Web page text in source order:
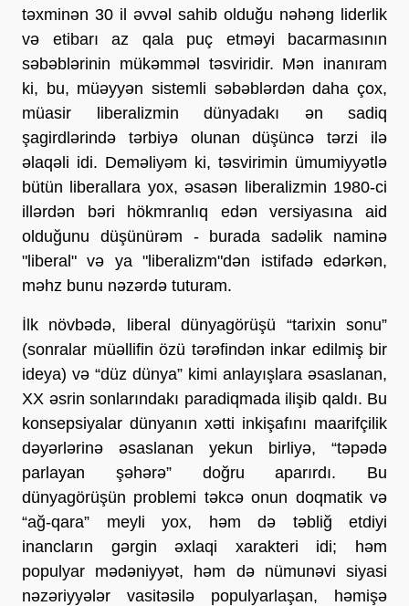
təxminən 30 il əvvəl sahib olduğu nəhəng liderlik
və etibarı az qala puç etməyi bacarmasının
səbəblərinin mükəmməl təsviridir. Mən inanıram
ki, bu, müəyyən sistemli səbəblərdən daha çox,
müasir liberalizmin dünyadakı ən sadiq
şagirdlərində tərbiyə olunan düşüncə tərzi ilə
əlaqəli idi. Deməliyəm ki, təsvirimin ümumiyyətlə
bütün liberallara yox, əsasən liberalizmin 1980-ci
illərdən bəri hökmranlıq edən versiyasına aid
olduğunu düşünürəm - burada sadəlik naminə
"liberal" və ya "liberalizm"dən istifadə edərkən,
məhz bunu nəzərdə tuturam.
İlk növbədə, liberal dünyagörüşü “tarixin sonu”
(sonralar müəllifin özü tərəfindən inkar edilmiş bir
ideya) və “düz dünya” kimi anlayışlara əsaslanan,
XX əsrin sonlarındakı paradiqmada ilişib qaldı. Bu
konsepsiyalar dünyanın xətti inkişafını maarifçilik
dəyərlərinə əsaslanan yekun birliyə, “təpədə
parlayan şəhərə” doğru aparırdı. Bu
dünyagörüşün problemi təkcə onun doqmatik və
“ağ-qara” meyli yox, həm də təbliğ etdiyi
inancların gərgin əxlaqi xarakteri idi; həm
populyar mədəniyyət, həm də nümunəvi siyasi
nəzəriyyələr vasitəsilə populyarlaşan, həmişə